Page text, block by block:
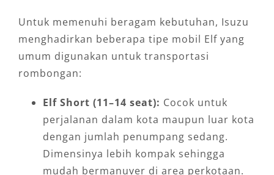
Untuk memenuhi beragam kebutuhan, Isuzu
menghadirkan beberapa tipe mobil Elf yang
umum digunakan untuk transportasi
rombongan:
Elf Short (11–14 seat): Cocok untuk
perjalanan dalam kota maupun luar kota
dengan jumlah penumpang sedang.
Dimensinya lebih kompak sehingga
mudah bermanuver di area perkotaan.